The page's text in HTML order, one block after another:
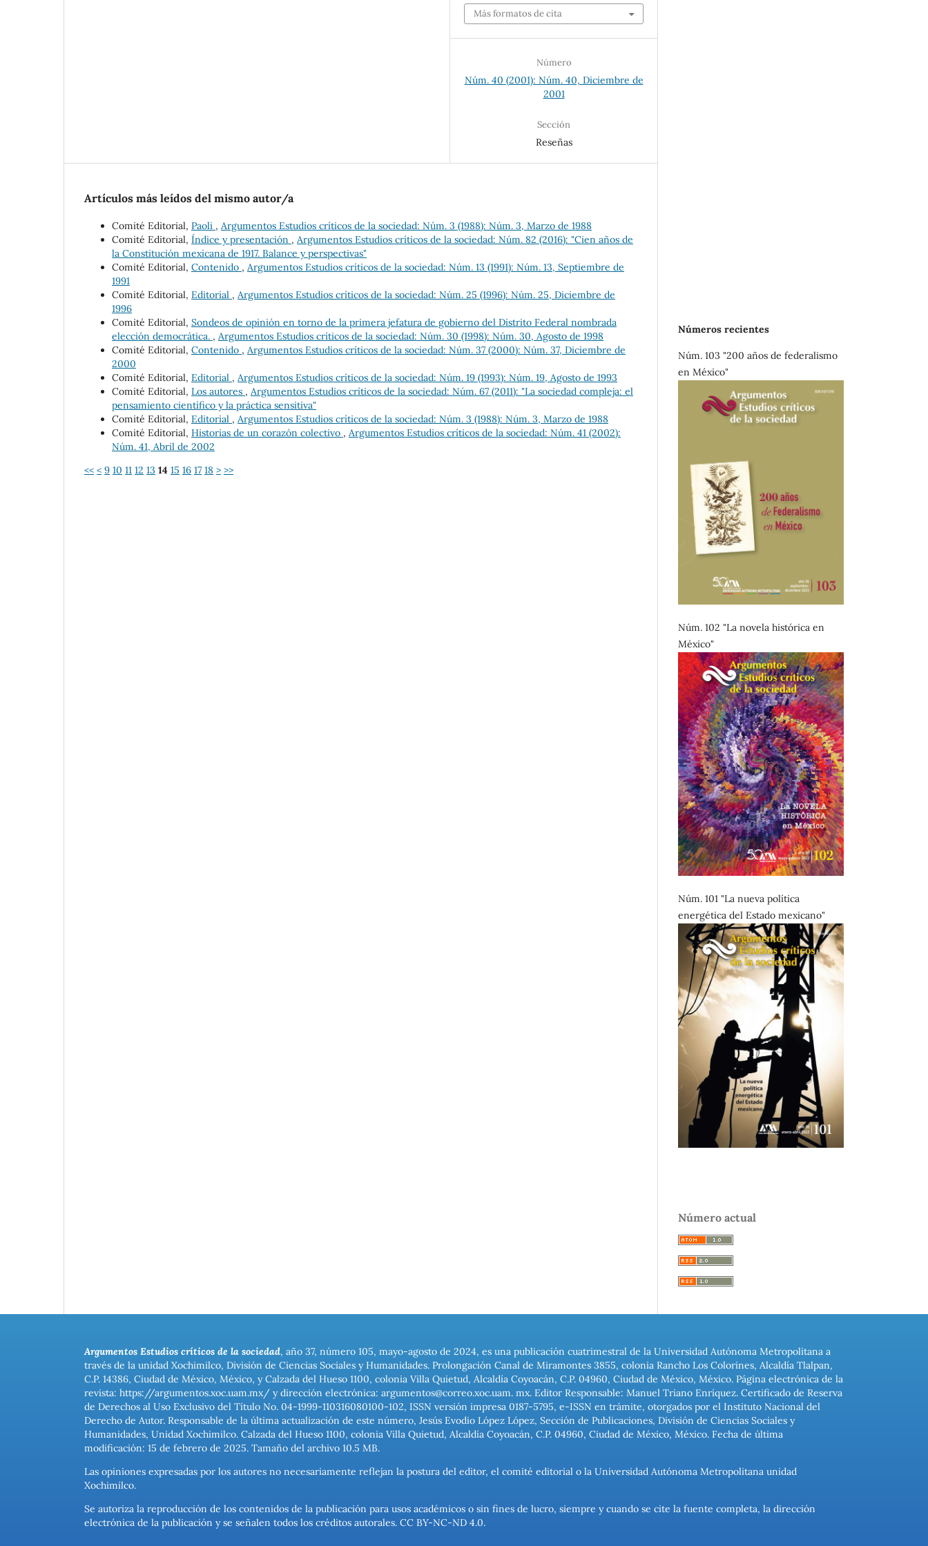
Más formatos de cita
Número
Núm. 40 (2001): Núm. 40, Diciembre de
2001
Sección
Reseñas
Artículos más leídos del mismo autor/a
Comité Editorial, Paoli , Argumentos Estudios críticos de la sociedad: Núm. 3 (1988): Núm. 3, Marzo de 1988
Comité Editorial, Índice y presentación , Argumentos Estudios críticos de la sociedad: Núm. 82 (2016): "Cien años de
la Constitución mexicana de 1917. Balance y perspectivas"
Comité Editorial, Contenido , Argumentos Estudios críticos de la sociedad: Núm. 13 (1991): Núm. 13, Septiembre de
1991
Comité Editorial, Editorial , Argumentos Estudios críticos de la sociedad: Núm. 25 (1996): Núm. 25, Diciembre de
1996
Comité Editorial, Sondeos de opinión en torno de la primera jefatura de gobierno del Distrito Federal nombrada
elección democrática. , Argumentos Estudios críticos de la sociedad: Núm. 30 (1998): Núm. 30, Agosto de 1998
Comité Editorial, Contenido , Argumentos Estudios críticos de la sociedad: Núm. 37 (2000): Núm. 37, Diciembre de
2000
Comité Editorial, Editorial , Argumentos Estudios críticos de la sociedad: Núm. 19 (1993): Núm. 19, Agosto de 1993
Comité Editorial, Los autores , Argumentos Estudios críticos de la sociedad: Núm. 67 (2011): "La sociedad compleja: el
pensamiento científico y la práctica sensitiva"
Comité Editorial, Editorial , Argumentos Estudios críticos de la sociedad: Núm. 3 (1988): Núm. 3, Marzo de 1988
Comité Editorial, Historias de un corazón colectivo , Argumentos Estudios críticos de la sociedad: Núm. 41 (2002):
Núm. 41, Abril de 2002
<< < 9 10 11 12 13 14 15 16 17 18 > >>
Números recientes
Núm. 103 "200 años de federalismo
en México"
Núm. 102 "La novela histórica en
México"
Núm. 101 "La nueva política
energética del Estado mexicano"
Número actual
Argumentos Estudios críticos de la sociedad, año 37, número 105, mayo-agosto de 2024, es una publicación cuatrimestral de la Universidad Autónoma Metropolitana a
través de la unidad Xochimilco, División de Ciencias Sociales y Humanidades. Prolongación Canal de Miramontes 3855, colonia Rancho Los Colorines, Alcaldía Tlalpan,
C.P. 14386, Ciudad de México, México, y Calzada del Hueso 1100, colonia Villa Quietud, Alcaldía Coyoacán, C.P. 04960, Ciudad de México, México. Página electrónica de la
revista: https://argumentos.xoc.uam.mx/ y dirección electrónica: argumentos@correo.xoc.uam. mx. Editor Responsable: Manuel Triano Enríquez. Certificado de Reserva
de Derechos al Uso Exclusivo del Título No. 04-1999-110316080100-102, ISSN versión impresa 0187-5795, e-ISSN en trámite, otorgados por el Instituto Nacional del
Derecho de Autor. Responsable de la última actualización de este número, Jesús Evodio López López, Sección de Publicaciones, División de Ciencias Sociales y
Humanidades, Unidad Xochimilco. Calzada del Hueso 1100, colonia Villa Quietud, Alcaldía Coyoacán, C.P. 04960, Ciudad de México, México. Fecha de última
modificación: 15 de febrero de 2025. Tamaño del archivo 10.5 MB.
Las opiniones expresadas por los autores no necesariamente reflejan la postura del editor, el comité editorial o la Universidad Autónoma Metropolitana unidad
Xochimilco.
Se autoriza la reproducción de los contenidos de la publicación para usos académicos o sin fines de lucro, siempre y cuando se cite la fuente completa, la dirección
electrónica de la publicación y se señalen todos los créditos autorales. CC BY-NC-ND 4.0.